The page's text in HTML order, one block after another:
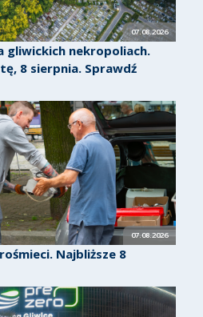
07.08.2026
gliwickich nekropoliach.
8 sierpnia. Sprawdź
07.08.2026
Najbliższe 8